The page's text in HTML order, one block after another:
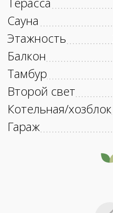
Сауна
Этажность
Балкон
Тамбур
Второй свет
Котельная/хозблок
Гараж